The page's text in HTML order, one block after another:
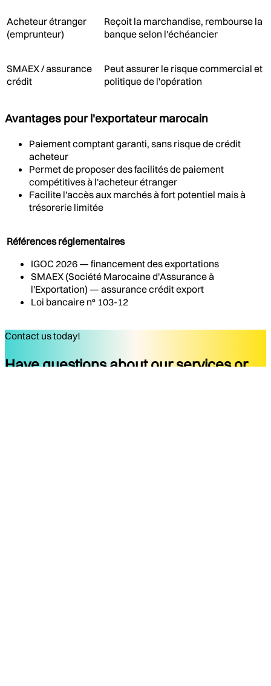
Acheteur étranger
(emprunteur)
Reçoit la marchandise, rembourse la
banque selon l'échéancier
SMAEX / assurance
crédit
Peut assurer le risque commercial et
politique de l'opération
Avantages pour l'exportateur marocain
Paiement comptant garanti, sans risque de crédit
acheteur
Permet de proposer des facilités de paiement
compétitives à l'acheteur étranger
Facilite l'accès aux marchés à fort potentiel mais à
trésorerie limitée
Références réglementaires
IGOC 2026 — financement des exportations
SMAEX (Société Marocaine d'Assurance à
l'Exportation) — assurance crédit export
Loi bancaire n° 103-12
Contact us today!
Have questions about our services or